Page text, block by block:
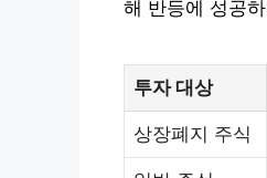
해 반등에 성공
투자 대상
상장폐지 주식